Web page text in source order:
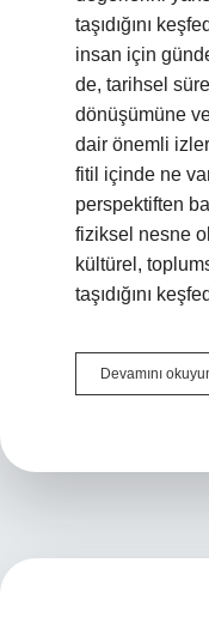
taşıdığını
insan için
de, tarihsel
dönüşümüne
dair önemli
fitil içinde ne
perspektiften
fiziksel nesne
kültürel,
taşıdığını
Devamını